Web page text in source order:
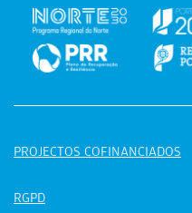
PROJECTOS COFINANCIADOS
RGPD